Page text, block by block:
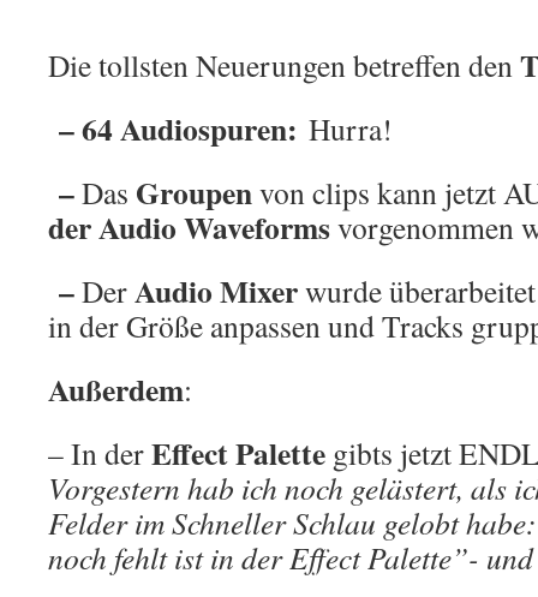
Die tollsten Neuerungen betreffen den
– 64 Audiospuren: Hurra!
–Das Groupenvon clips kann jetzt
der Audio Waveformsvorgenommen
–DerAudio Mixerwurde überarbeitet
in der Größe anpassen und Tracks
Außerdem:
– In derEffect Palette gibts jetzt
Vorgestern hab ich noch gelästert, als
Felder im Schneller Schlau gelobt
noch fehlt ist in der Effect Palette”-